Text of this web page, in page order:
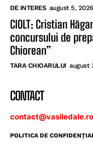
DE INTERES august 5, 2026
CIOLT: Cristian
concursului de
Chiorean”
TARA CHIOARULUI august
CONTACT
contact@vasiledale.ro
POLITICA DE